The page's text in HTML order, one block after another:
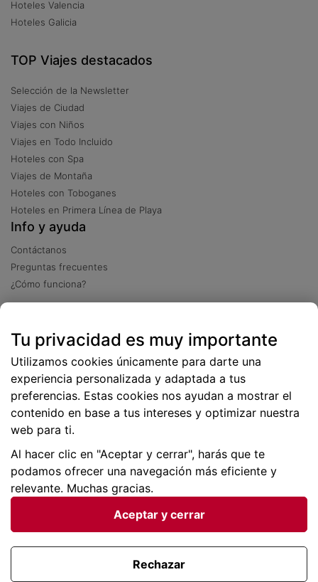
Hoteles Valencia
Hoteles Galicia
TOP Viajes destacados
Selección de la Newsletter
Viajes de Ciudad
Viajes con Niños
Viajes en Todo Incluido
Hoteles con Spa
Viajes de Montaña
Hoteles con Toboganes
Hoteles en Primera Línea de Playa
Info y ayuda
Contáctanos
Preguntas frecuentes
¿Cómo funciona?
Más de 2 millones de descargas
Condiciones generales |Privacidad de datos | Política
Viajes para ti SLU Copyright © BuscoUnChollo.com
Tu privacidad es muy importante
Utilizamos cookies únicamente para darte una
experiencia personalizada y adaptada a tus
preferencias. Estas cookies nos ayudan a mostrar el
contenido en base a tus intereses y optimizar nuestra
web para ti.
Al hacer clic en "Aceptar y cerrar", harás que te
podamos ofrecer una navegación más eficiente y
relevante. Muchas gracias.
Aceptar y cerrar
Rechazar